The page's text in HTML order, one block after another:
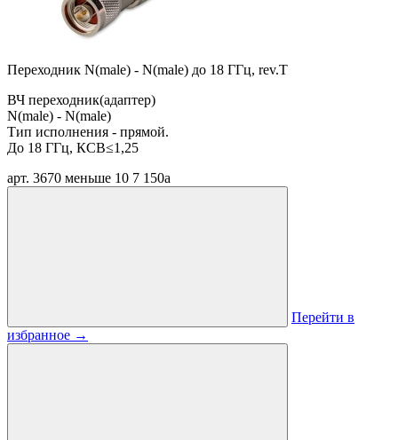
Переходник N(male) - N(male) до 18 ГГц, rev.T
ВЧ переходник(адаптер)
N(male) - N(male)
Тип исполнения - прямой.
До 18 ГГц, КСВ≤1,25
арт. 3670 меньше 10 7 150a
Перейти в
избранное →